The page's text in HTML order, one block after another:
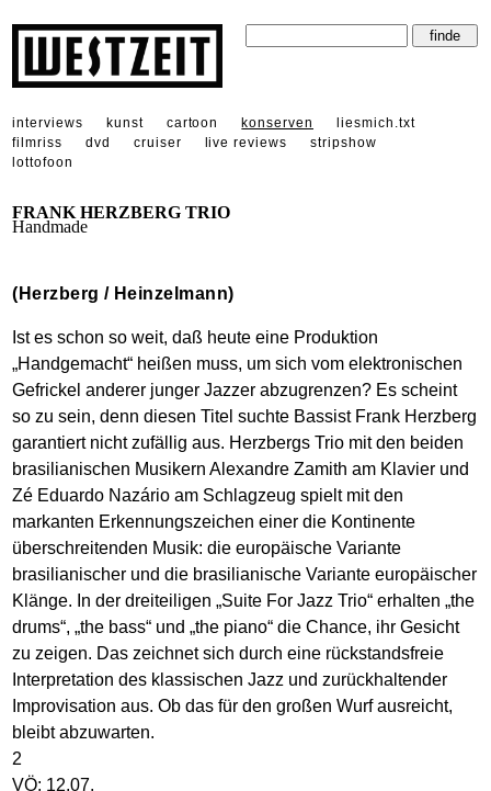
interviews kunst cartoon konserven
liesmich.txt
filmriss
dvd cruiser live reviews
stripshow
lottofoon
FRANK HERZBERG TRIO
Handmade
(Herzberg / Heinzelmann)
Ist es schon so weit, daß heute eine Produktion
„Handgemacht“ heißen muss, um sich vom elektronischen
Gefrickel anderer junger Jazzer abzugrenzen? Es scheint
so zu sein, denn diesen Titel suchte Bassist Frank Herzberg
garantiert nicht zufällig aus. Herzbergs Trio mit den beiden
brasilianischen Musikern Alexandre Zamith am Klavier und
Zé Eduardo Nazário am Schlagzeug spielt mit den
markanten Erkennungszeichen einer die Kontinente
überschreitenden Musik: die europäische Variante
brasilianischer und die brasilianische Variante europäischer
Klänge. In der dreiteiligen „Suite For Jazz Trio“ erhalten „the
drums“, „the bass“ und „the piano“ die Chance, ihr Gesicht
zu zeigen. Das zeichnet sich durch eine rückstandsfreie
Interpretation des klassischen Jazz und zurückhaltender
Improvisation aus. Ob das für den großen Wurf ausreicht,
bleibt abzuwarten.
2
VÖ: 12.07.